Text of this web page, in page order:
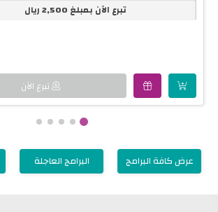
تبرع الآن بمبلغ 2,500ريال
تبرع الآن
عرض كافة البرامج البرامج العاجلة